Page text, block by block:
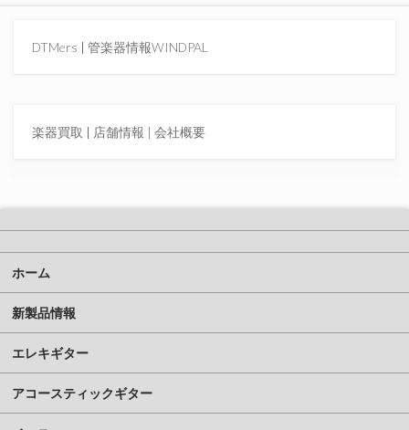
DTMers | 管楽器情報WINDPAL
楽器買取 | 店舗情報 | 会社概要
ホーム
新製品情報
エレキギター
アコースティックギター